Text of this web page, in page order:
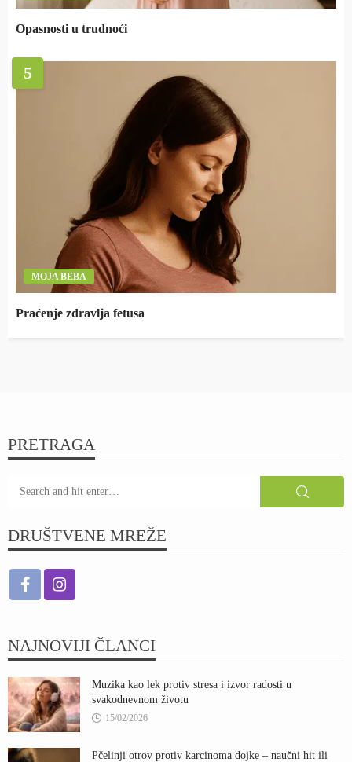
Opasnosti u trudnoći
5
MOJA BEBA
Praćenje zdravlja fetusa
PRETRAGA
DRUŠTVENE MREŽE
NAJNOVIJI ČLANCI
Muzika kao lek protiv stresa i izvor radosti u
svakodnevnom životu
15/02/2026
Pčelinji otrov protiv karcinoma dojke – naučni hit ili